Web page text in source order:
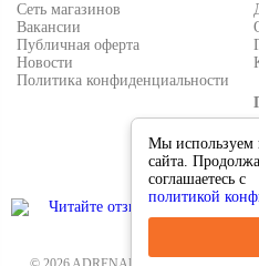
Сеть магазинов
Вакансии
Публичная оферта
Новости
Политика конфиденциальности
Мы используем
сайта.
соглашаетесь с
политикой